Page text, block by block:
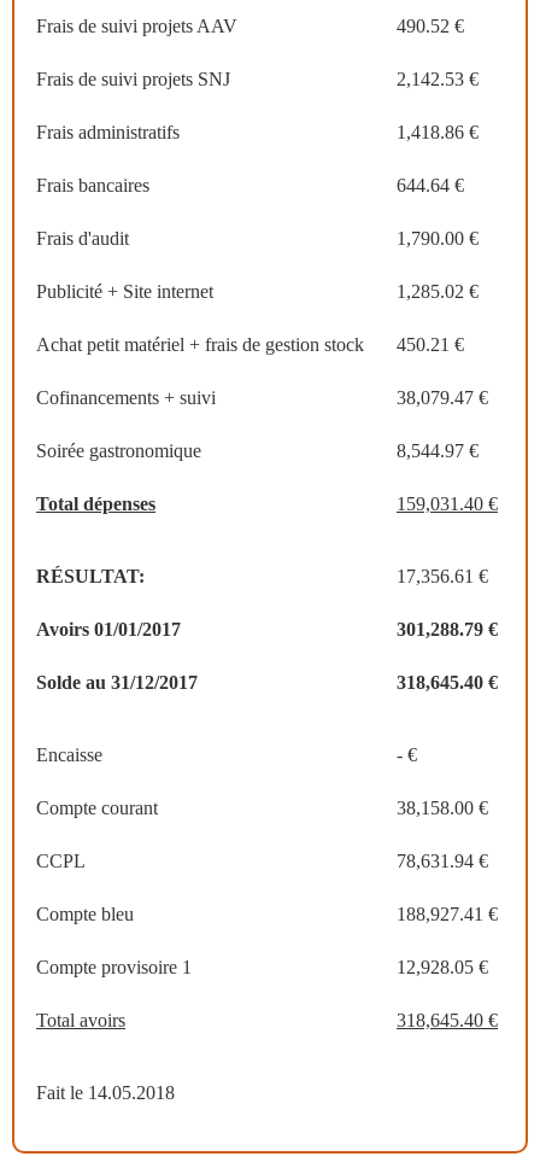
Frais de suivi projets AAV 490.52 €
Frais de suivi projets SNJ 2,142.53 €
Frais administratifs 1,418.86 €
Frais bancaires 644.64 €
Frais d'audit 1,790.00 €
Publicité + Site internet 1,285.02 €
Achat petit matériel + frais de gestion stock 450.21 €
Cofinancements + suivi 38,079.47 €
Soirée gastronomique 8,544.97 €
Total dépenses 159,031.40 €
RÉSULTAT: 17,356.61 €
Avoirs 01/01/2017 301,288.79 €
Solde au 31/12/2017 318,645.40 €
Encaisse - €
Compte courant 38,158.00 €
CCPL 78,631.94 €
Compte bleu 188,927.41 €
Compte provisoire 1 12,928.05 €
Total avoirs 318,645.40 €
Fait le 14.05.2018